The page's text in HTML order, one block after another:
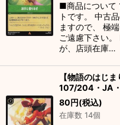
■商品について
トです。 中古
ますので、 極
ご遠慮下さい
が、店頭在庫…
【物語のはじ
107/204・JA
80円(税込)
在庫数 14個